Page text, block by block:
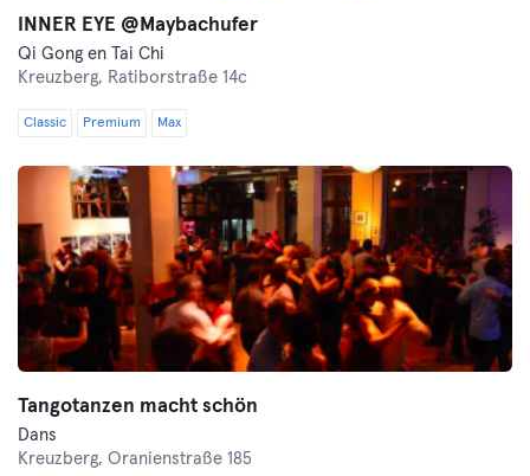
INNER EYE @Maybachufer
Qi Gong en Tai Chi
Kreuzberg, Ratiborstraße 14c
Classic Premium Max
Tangotanzen macht schön
Dans
Kreuzberg, Oranienstraße 185